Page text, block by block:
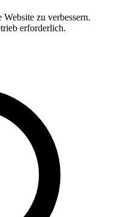
zu verbessern.
erforderlich.